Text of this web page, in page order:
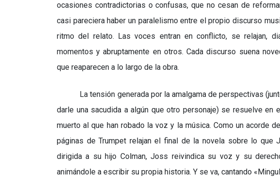
ocasiones contradictorias o confusas, que no cesan de
casi pareciera haber un paralelismo entre el propio discurso
ritmo del relato. Las voces entran en conflicto, se relajan,
momentos y abruptamente en otros. Cada discurso suena
que reaparecen a lo largo de la obra.
La tensión generada por la amalgama de perspectivas
darle una sacudida a algún que otro personaje) se resuelve
muerto al que han robado la voz y la música. Como un acorde
páginas de Trumpet relajan el final de la novela sobre lo
dirigida a su hijo Colman, Joss reivindica su voz y su
animándole a escribir su propia historia. Y se va, cantando «